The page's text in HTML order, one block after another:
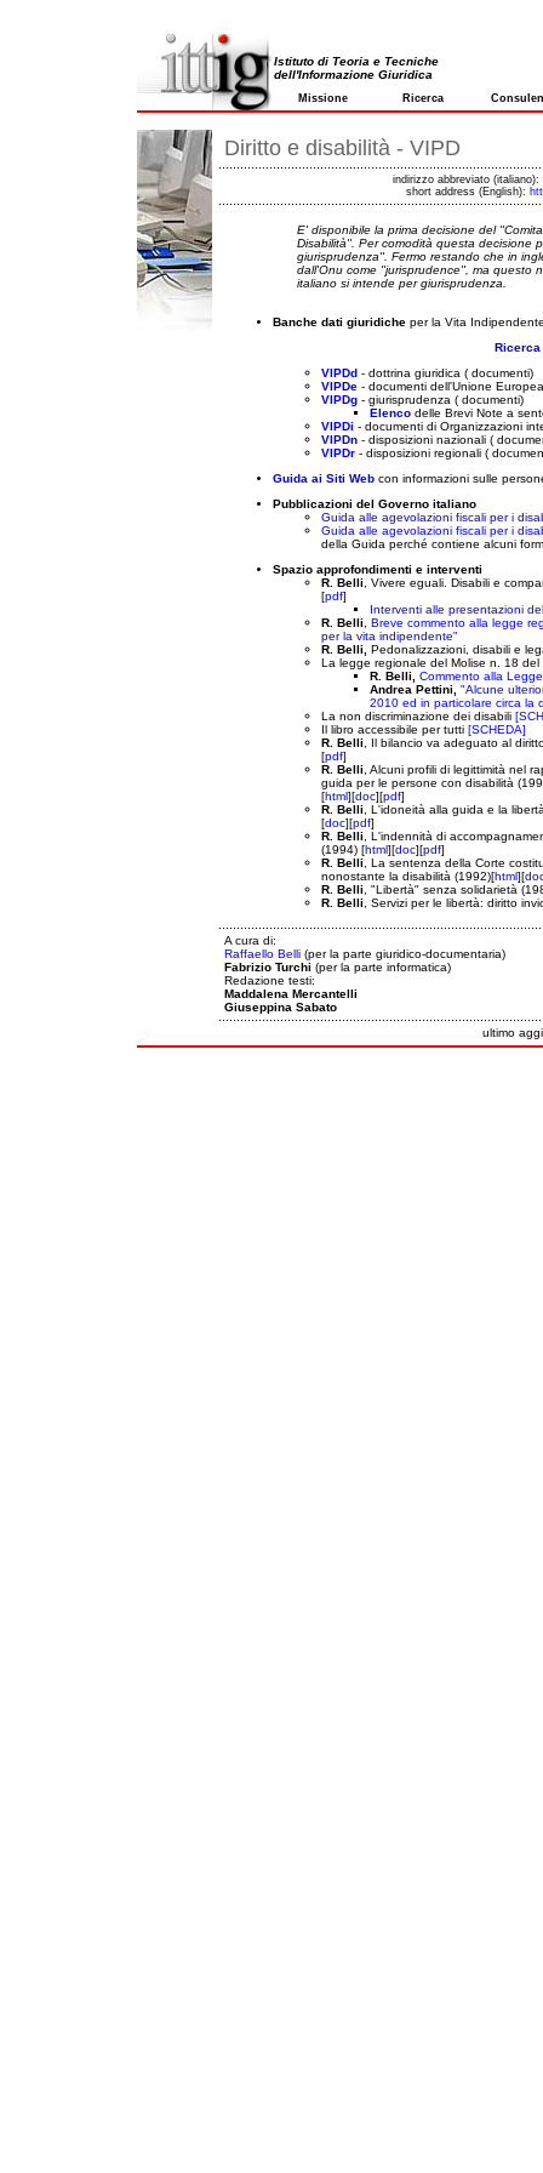
Istituto di Teoria e Tecniche
dell'Informazione Giuridica
Missione Ricerca
Diritto e disabilità - VIPD
indirizzo abbreviato (italiano):
short address (English):
E' disponibile la prima decisione del
Disabilità''. Per comodità questa decisione
giurisprudenza''. Fermo restando che in
dall'Onu come ''jurisprudence'', ma questo
italiano si intende per giurisprudenza.
Banche dati giuridiche per la Vita
VIPDd - dottrina giuridica ( documenti)
VIPDe - documenti dell'Unione
VIPDg - giurisprudenza ( documenti)
Elenco delle Brevi Note a
VIPDi - documenti di Organizzazioni
VIPDn - disposizioni nazionali (
VIPDr - disposizioni regionali (
Guida ai Siti Web con informazioni sulle
Pubblicazioni del Governo italiano
Guida alle agevolazioni fiscali per i
Guida alle agevolazioni fiscali per i
della Guida perché contiene alcuni
Spazio approfondimenti e interventi
R. Belli , Vivere eguali. Disabili e
[pdf]
Interventi alle presentazioni
R. Belli
Breve commento alla legge
per la vita indipendente"
R. Belli,
Pedonalizzazioni, disabili e
La legge regionale del Molise n. 18
R. Belli, Commento alla
Andrea Pettini, "Alcune
2010 ed in particolare circa la
La non discriminazione dei disabili
Il libro accessibile per tutti [SCHEDA]
R. Belli , Il bilancio va adeguato al
[pdf]
R. Belli , Alcuni profili di legittimità nel
guida per le persone con disabilità
[html][doc][pdf]
R. Belli , L'idoneità alla guida e la
[doc][pdf]
R. Belli , L'indennità di
(1994) [html][doc][pdf]
R. Belli , La sentenza della Corte
nonostante la disabilità (1992)[html][
R. Belli , "Libertà" senza solidarietà
R. Belli , Servizi per le libertà: diritto
A cura di:
Raffaello Belli (per la parte giuridico-documentaria)
Fabrizio Turchi (per la parte informatica)
Redazione testi:
Maddalena Mercantelli
Giuseppina Sabato
ultimo